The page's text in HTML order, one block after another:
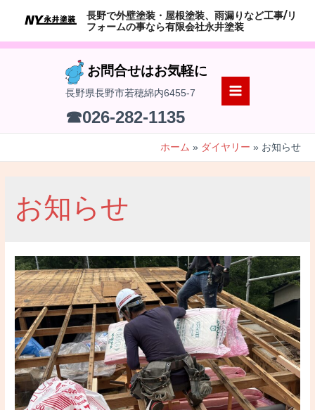
テ
長野で外壁塗装・屋根塗装、雨漏りなど工事/リ
フォームの事なら有限会社永井塗装
お問合せはお気軽に
長野県長野市若穂綿内6455-7
☎026-282-1135
MAIN
ホーム ダイヤリー お知らせ
お知らせ